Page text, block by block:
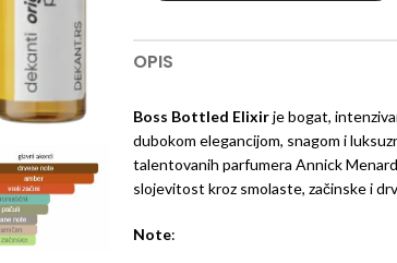
OPIS
Boss Bottled Elixirje bogat,
dubokom elegancijom, snagom i
talentovanih parfumera Annick
slojevitost kroz smolaste, začinske i
Note: